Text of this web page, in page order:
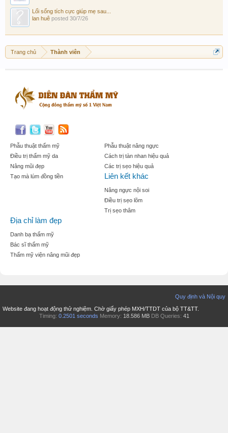
Lối sống tích cực giúp mẹ sau...
lan huê posted 30/7/26
Trang chủ Thành viên
Phẫu thuật thẩm mỹ
Điều trị thẩm mỹ da
Nâng mũi đẹp
Tạo mà lúm đồng tiền
Phẫu thuật nâng ngực
Cách trị tàn nhan hiệu quả
Các trị sẹo hiệu quả
Liên kết khác
Nâng ngực nội soi
Điều trị sẹo lõm
Trị sẹo thâm
Địa chỉ làm đẹp
Danh bạ thẩm mỹ
Bác sĩ thẩm mỹ
Thẩm mỹ viện nâng mũi đẹp
Quy định và Nội quy
Website đang hoạt động thử nghiệm. Chờ giấy phép MXH/TTDT của bộ TT&TT.
Timing: 0.2501 seconds Memory: 18.586 MB DB Queries: 41